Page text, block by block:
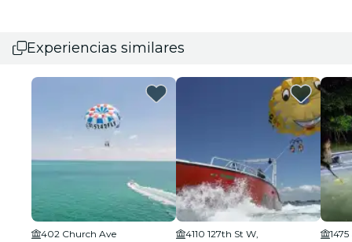
Experiencias similares
402 Church Ave
4110 127th St W,